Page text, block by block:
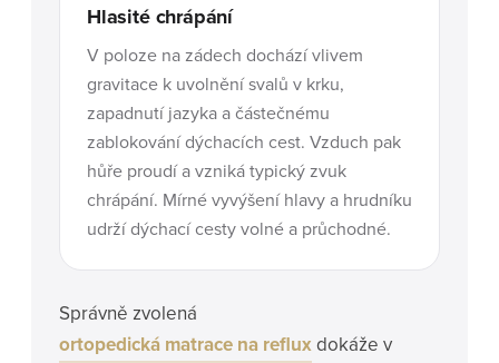
Hlasité chrápání
V poloze na zádech dochází vlivem
gravitace k uvolnění svalů v krku,
zapadnutí jazyka a částečnému
zablokování dýchacích cest. Vzduch pak
hůře proudí a vzniká typický zvuk
chrápání. Mírné vyvýšení hlavy a hrudníku
udrží dýchací cesty volné a průchodné.
Správně zvolená
ortopedická matrace na refluxdokáže v